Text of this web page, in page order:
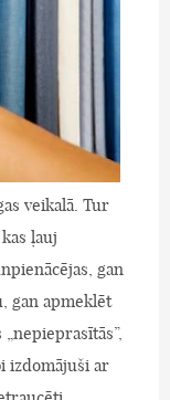
veikalā. Tur
ļauj
gan
gan apmeklēt
izdomājuši ar